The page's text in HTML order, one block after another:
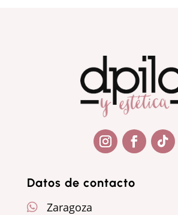
Datos de contacto
 Zaragoza